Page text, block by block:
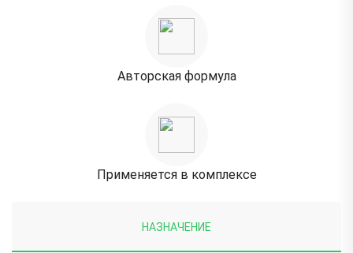
Авторская формула
Применяется в комплексе
НАЗНАЧЕНИЕ